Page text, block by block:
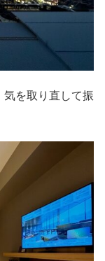
気を取り直して振